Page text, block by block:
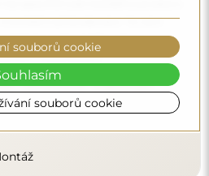
blogu.
souborů cookie
souborů cookie